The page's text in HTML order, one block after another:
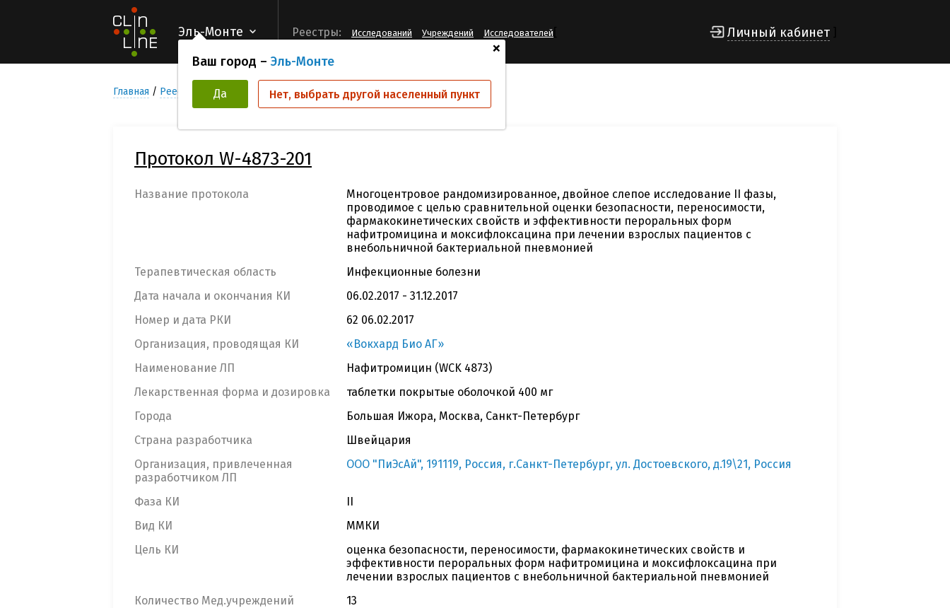
Эль-Монте
+
Ваш город – Эль-Монте
Да Нет, выбрать другой населенный пункт
Реестры: Исследований Учреждений Исследователей Личный кабинет
Главная Реестр Клинических исследований W-4873-201
Протокол W-4873-201
Название протокола
Многоцентровое рандомизированное, двойное слепое исследование II фазы,
проводимое с целью сравнительной оценки безопасности, переносимости,
фармакокинетических свойств и эффективности пероральных форм
нафитромицина и моксифлоксацина при лечении взрослых пациентов с
внебольничной бактериальной пневмонией
Терапевтическая область
Инфекционные болезни
Дата начала и окончания КИ
06.02.2017 - 31.12.2017
Номер и дата РКИ
62 06.02.2017
Организация, проводящая КИ
«Вокхард Био АГ»
Наименование ЛП
Нафитромицин (WCK 4873)
Лекарственная форма и дозировка
таблетки покрытые оболочкой 400 мг
Города
Большая Ижора, Москва, Санкт-Петербург
Страна разработчика
Швейцария
Организация, привлеченная
разработчиком ЛП
ООО "ПиЭсАй", 191119, Россия, г.Санкт-Петербург, ул. Достоевского, д.19\21, Россия
Фаза КИ
II
Вид КИ
ММКИ
Цель КИ
оценка безопасности, переносимости, фармакокинетических свойств и
эффективности пероральных форм нафитромицина и моксифлоксацина при
лечении взрослых пациентов с внебольничной бактериальной пневмонией
Количество Мед.учреждений
13